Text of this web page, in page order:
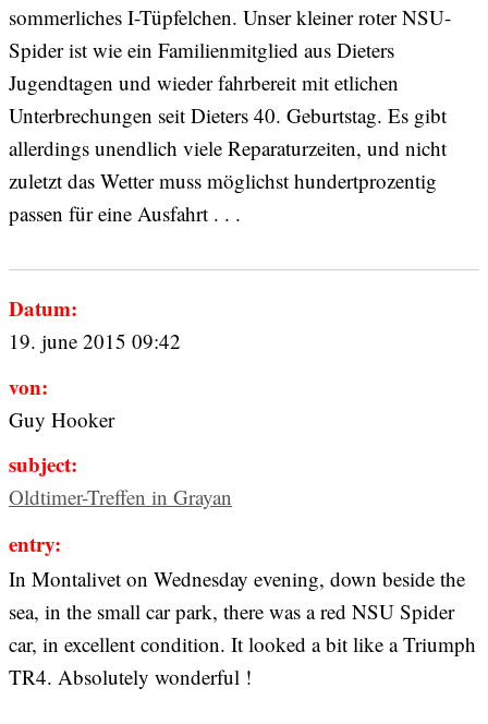
sommerliches I-Tüpfelchen. Unser kleiner roter NSU-
Spider ist wie ein Familienmitglied aus Dieters
Jugendtagen und wieder fahrbereit mit etlichen
Unterbrechungen seit Dieters 40. Geburtstag. Es gibt
allerdings unendlich viele Reparaturzeiten, und nicht
zuletzt das Wetter muss möglichst hundertprozentig
passen für eine Ausfahrt . . .
Datum:
19. june 2015 09:42
von:
Guy Hooker
subject:
Oldtimer-Treffen in Grayan
entry:
In Montalivet on Wednesday evening, down beside the
sea, in the small car park, there was a red NSU Spider
car, in excellent condition. It looked a bit like a Triumph
TR4. Absolutely wonderful !